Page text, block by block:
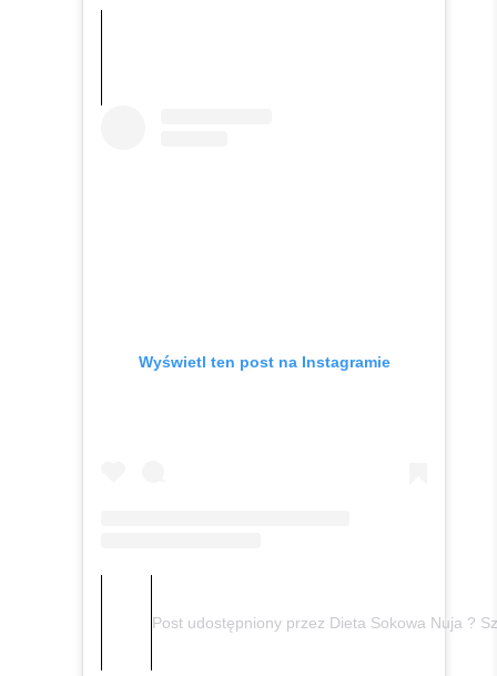
Wyświetl ten post na Instagramie
Post udostępniony przez Dieta Sokowa Nuja ?